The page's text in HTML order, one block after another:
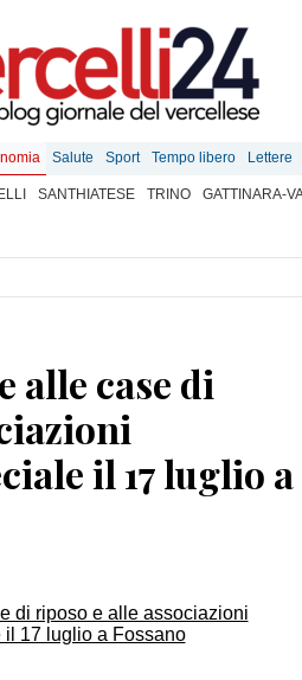
Salute Sport Tempo libero Lettere
SANTHIATESE TRINO GATTINARA-
alle case di
il 17 luglio a